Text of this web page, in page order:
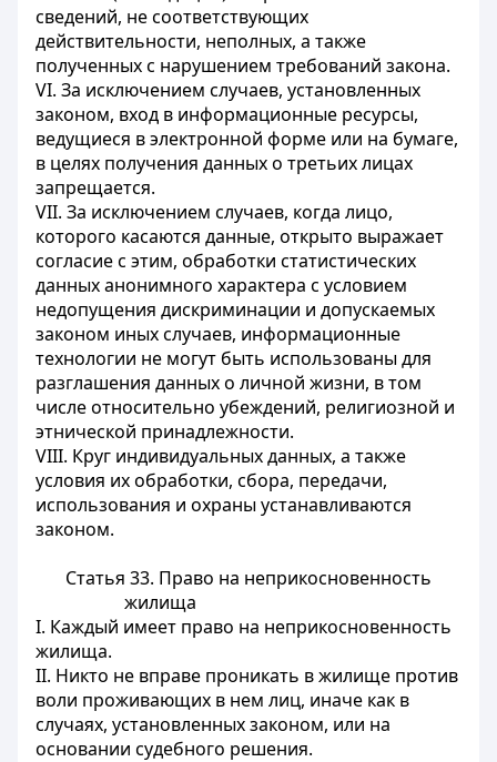
сведений, не соответствующих
действительности, неполных, а также
полученных с нарушением требований закона.
VI. За исключением случаев, установленных
законом, вход в информационные ресурсы,
ведущиеся в электронной форме или на бумаге,
в целях получения данных о третьих лицах
запрещается.
VII. За исключением случаев, когда лицо,
которого касаются данные, открыто выражает
согласие с этим, обработки статистических
данных анонимного характера с условием
недопущения дискриминации и допускаемых
законом иных случаев, информационные
технологии не могут быть использованы для
разглашения данных о личной жизни, в том
числе относительно убеждений, религиозной и
этнической принадлежности.
VIII. Круг индивидуальных данных, а также
условия их обработки, сбора, передачи,
использования и охраны устанавливаются
законом.
Статья 33. Право на неприкосновенность
жилища
I. Каждый имеет право на неприкосновенность
жилища.
II. Никто не вправе проникать в жилище против
воли проживающих в нем лиц, иначе как в
случаях, установленных законом, или на
основании судебного решения.